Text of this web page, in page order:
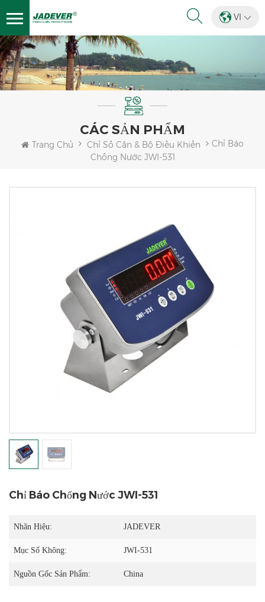
VI
CÁC SẢN PHẨM
Trang Chủ Chỉ Số Cân & Bộ Điều Khiển
Chỉ Báo
Chống Nước JWI-531
Chỉ Báo Chống Nước JWI-531
Nhãn Hiệu: JADEVER
Mục Số Không: JWI-531
Nguồn Gốc Sản Phẩm: China